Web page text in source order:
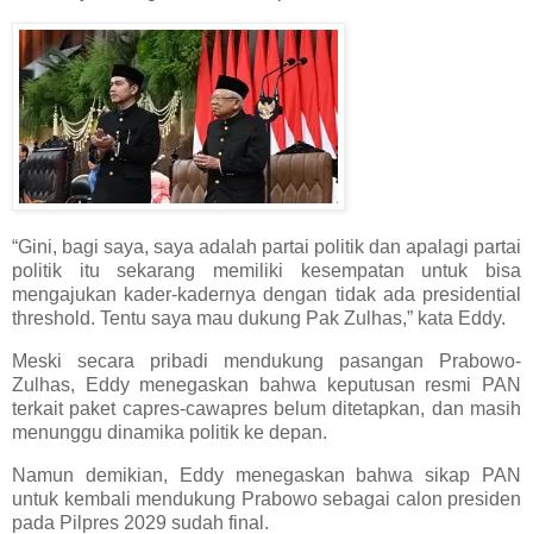
“Gini, bagi saya, saya adalah partai politik dan apalagi partai
politik itu sekarang memiliki kesempatan untuk bisa
mengajukan kader-kadernya dengan tidak ada presidential
threshold. Tentu saya mau dukung Pak Zulhas,” kata Eddy.
Meski secara pribadi mendukung pasangan Prabowo-
Zulhas, Eddy menegaskan bahwa keputusan resmi PAN
terkait paket capres-cawapres belum ditetapkan, dan masih
menunggu dinamika politik ke depan.
Namun demikian, Eddy menegaskan bahwa sikap PAN
untuk kembali mendukung Prabowo sebagai calon presiden
pada Pilpres 2029 sudah final.